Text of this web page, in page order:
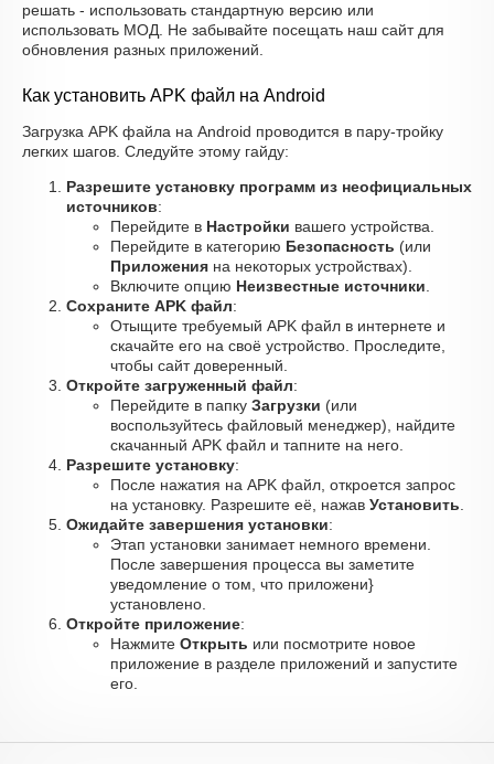
решать - использовать стандартную версию или
использовать МОД. Не забывайте посещать наш сайт для
обновления разных приложений.
Как установить APK файл на Android
Загрузка APK файла на Android проводится в пару-тройку
легких шагов. Следуйте этому гайду:
Разрешите установку программ из неофициальных
источников:
Перейдите в Настройки вашего устройства.
Перейдите в категорию Безопасность (или
Приложения на некоторых устройствах).
Включите опцию Неизвестные источники
Сохраните APK файл:
Отыщите требуемый APK файл в интернете и
скачайте его на своё устройство. Проследите,
чтобы сайт доверенный.
Откройте загруженный файл:
Перейдите в папку Загрузки (или
воспользуйтесь файловый менеджер), найдите
скачанный APK файл и тапните на него.
Разрешите установку:
После нажатия на APK файл, откроется запрос
на установку. Разрешите её, нажав Установить
Ожидайте завершения установки:
Этап установки занимает немного времени.
После завершения процесса вы заметите
уведомление о том, что приложени}
установлено.
Откройте приложение:
Нажмите Открыть или посмотрите новое
приложение в разделе приложений и запустите
его.